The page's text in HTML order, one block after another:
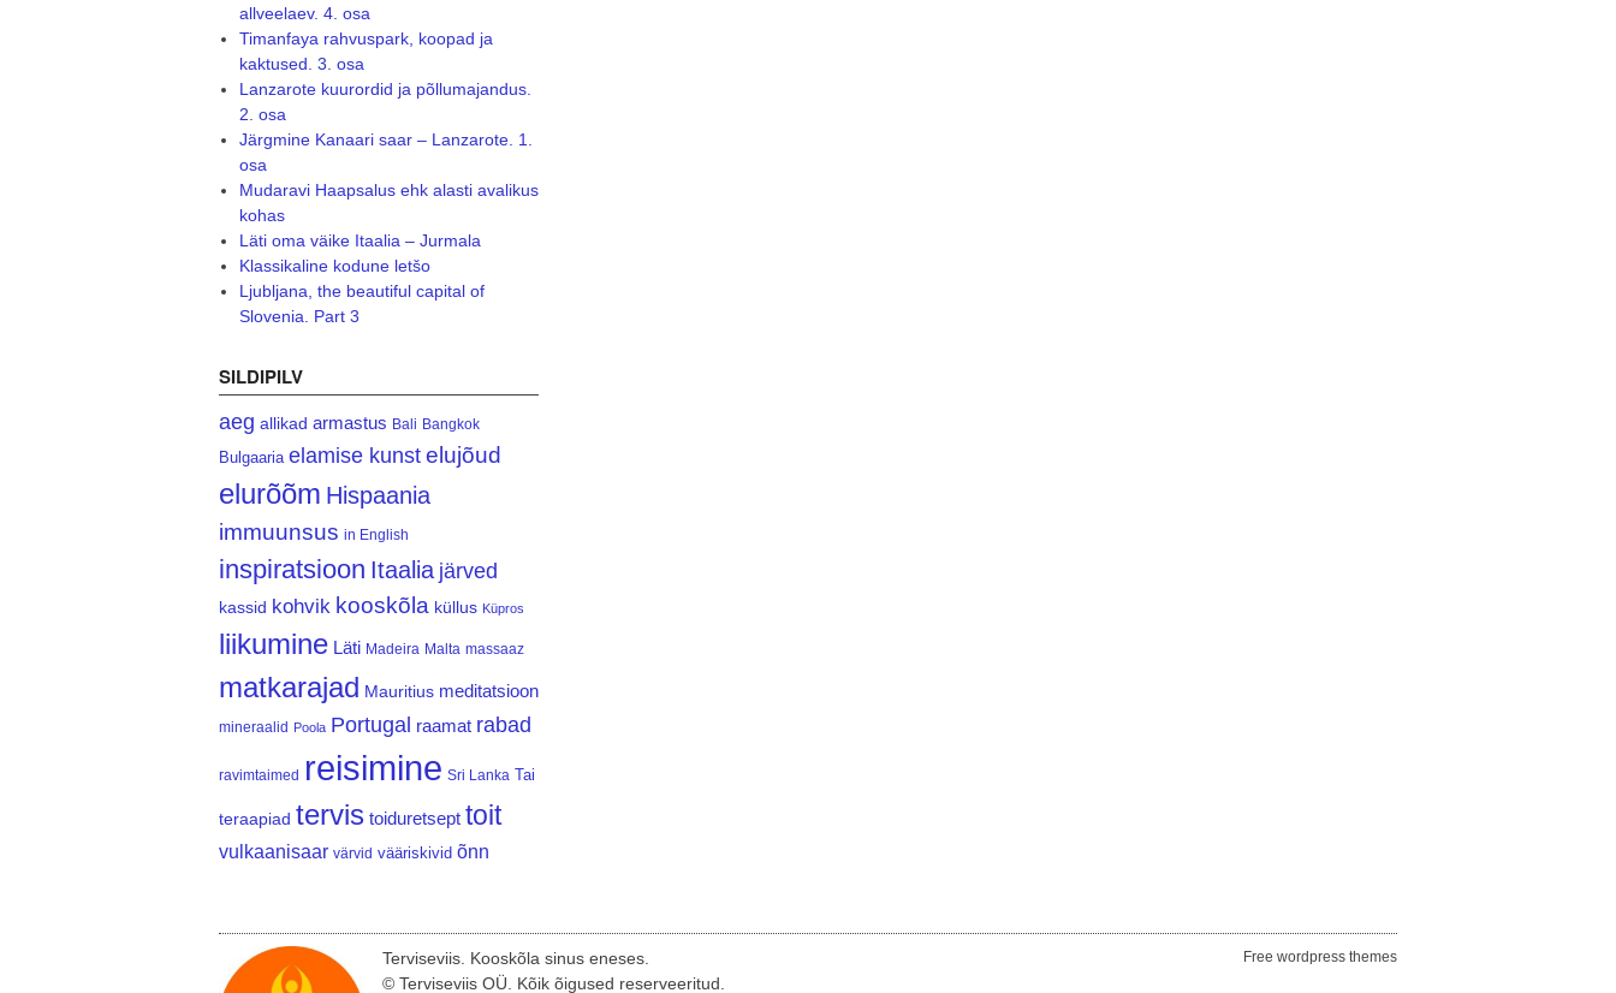
allveelaev. 4. osa
Timanfaya rahvuspark, koopad ja
kaktused. 3. osa
Lanzarote kuurordid ja põllumajandus.
2. osa
Järgmine Kanaari saar – Lanzarote. 1.
osa
Mudaravi Haapsalus ehk alasti avalikus
kohas
Läti oma väike Itaalia – Jurmala
Klassikaline kodune letšo
Ljubljana, the beautiful capital of
Slovenia. Part 3
SILDIPILV
aeg allikad armastus Bali Bangkok
Bulgaaria elamise kunst elujõud
elurõõm Hispaania
immuunsus in English
inspiratsioon Itaalia järved
kassid kohvik kooskõla küllus Küpros
liikumine Läti Madeira Malta massaaz
matkarajad Mauritius meditatsioon
mineraalid Poola Portugal raamat rabad
ravimtaimed reisimine Sri Lanka Tai
teraapiad tervis toiduretsept toit
vulkaanisaar värvid vääriskivid õnn
Terviseviis. Kooskõla sinus eneses.
© Terviseviis OÜ. Kõik õigused reserveeritud.
Free wordpress themes